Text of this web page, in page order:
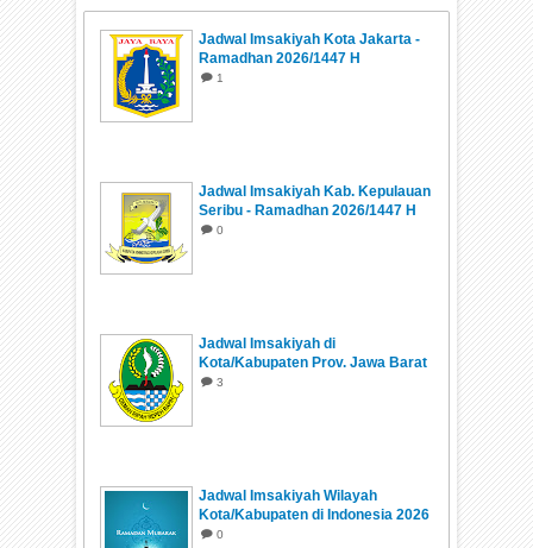
Jadwal Imsakiyah Kota Jakarta -
Ramadhan 2026/1447 H
1
Jadwal Imsakiyah Kab. Kepulauan
Seribu - Ramadhan 2026/1447 H
0
Jadwal Imsakiyah di
Kota/Kabupaten Prov. Jawa Barat
Ramadhan 1447 H/2026
3
Jadwal Imsakiyah Wilayah
Kota/Kabupaten di Indonesia 2026
0